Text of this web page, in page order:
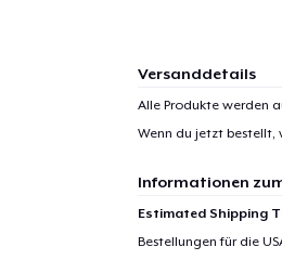
Versanddetails
Alle Produkte werden
Wenn du jetzt bestellt,
Informationen
Estimated Shipping
Bestellungen für die